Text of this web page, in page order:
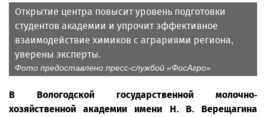
Открытие центра повысит уровень подготовки
студентов академии и упрочит эффективное
взаимодействие химиков с аграриями региона,
уверены эксперты.
Фото предоставлено пресс-службой «ФосАгро»
В Вологодской государственной молочно-
хозяйственной академии имени Н. В. Верещагина